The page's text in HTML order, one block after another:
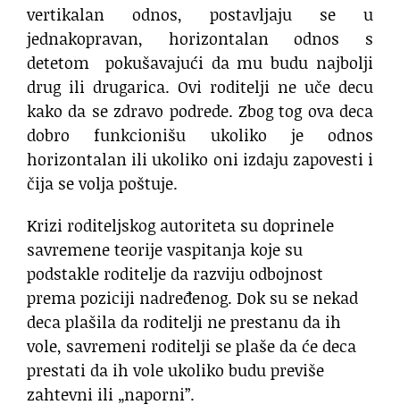
vertikalan odnos, postavljaju se u
jednakopravan, horizontalan odnos s
detetom pokušavajući da mu budu najbolji
drug ili drugarica. Ovi roditelji ne uče decu
kako da se zdravo podrede. Zbog tog ova deca
dobro funkcionišu ukoliko je odnos
horizontalan ili ukoliko oni izdaju zapovesti i
čija se volja poštuje.
Krizi roditeljskog autoriteta su doprinele
savremene teorije vaspitanja koje su
podstakle roditelje da razviju odbojnost
prema poziciji nadređenog. Dok su se nekad
deca plašila da roditelji ne prestanu da ih
vole, savremeni roditelji se plaše da će deca
prestati da ih vole ukoliko budu previše
zahtevni ili „naporni”.